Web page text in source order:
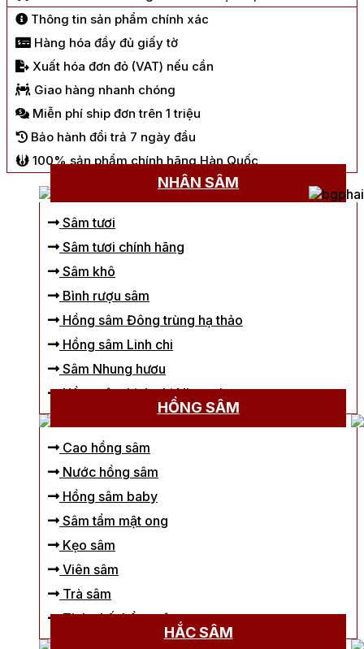
Thông tin sản phẩm chính xác
Hàng hóa đầy đủ giấy tờ
Xuất hóa đơn đỏ (VAT) nếu cần
Giao hàng nhanh chóng
Miễn phí ship đơn trên 1 triệu
Bảo hành đổi trả 7 ngày đầu
100% sản phẩm chính hãng Hàn Quốc
NHÂN SÂM
Sâm tươi
Sâm tươi chính hãng
Sâm khô
Bình rượu sâm
Hồng sâm Đông trùng hạ thảo
Hồng sâm Linh chi
Sâm Nhung hươu
Hồng sâm Linh chi Nhung hươu
HỒNG SÂM
Cao hồng sâm
Nước hồng sâm
Hồng sâm baby
Sâm tẩm mật ong
Kẹo sâm
Viên sâm
Trà sâm
Tinh chất hồng sâm
HẮC SÂM